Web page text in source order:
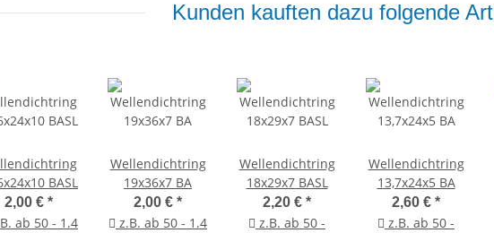
Kunden kauften dazu folgende
BASL
2,00 € *
ab 50 - 1.4
Wellendichtring
19x36x7 BA
2,00 € *
z.B. ab 50 - 1.4
Wellendichtring
18x29x7 BASL
2,20 € *
z.B. ab 50 -
Wellendichtring
13,7x24x5 BA
2,60 € *
z.B. ab 50 -